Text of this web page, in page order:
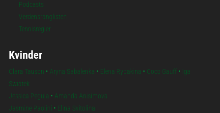
Podcasts
Verdensranglisten
Tennisregler
Kvinder
Clara Tauson • Aryna Sabalenka • Elena Rybakina • Coco Gauff• Iga
Swiatek
Jessica Pegula • Amanda Anisimova
Jasmine Paolini • Elina Svitolina